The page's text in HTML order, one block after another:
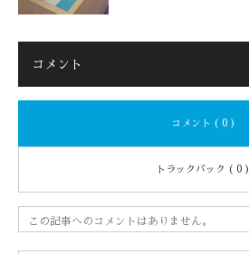
コメント
コメント ( 0 )
トラックバック ( 0 )
この記事へのコメントはありません。